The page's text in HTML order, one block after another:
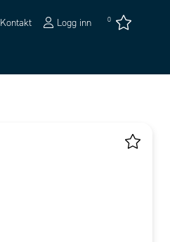
Kontakt Logg inn 0